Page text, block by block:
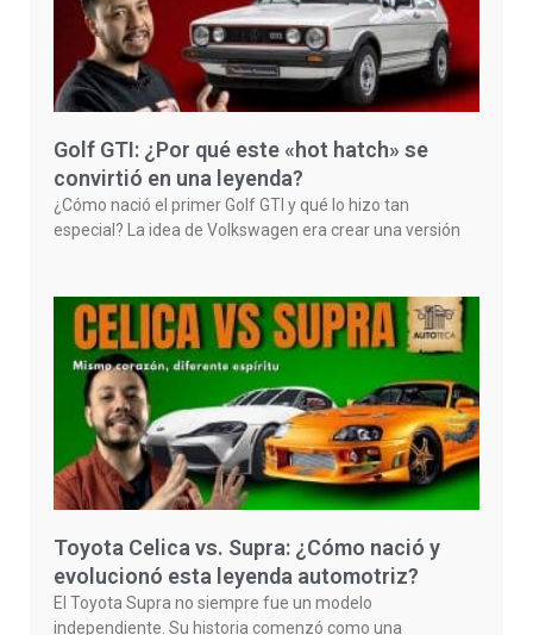
Golf GTI: ¿Por qué este «hot hatch» se
convirtió en una leyenda?
¿Cómo nació el primer Golf GTI y qué lo hizo tan
especial? La idea de Volkswagen era crear una versión
Toyota Celica vs. Supra: ¿Cómo nació y
evolucionó esta leyenda automotriz?
El Toyota Supra no siempre fue un modelo
independiente. Su historia comenzó como una